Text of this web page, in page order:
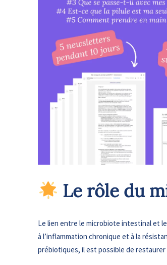
Le rôle du
Le lien entre le microbiote intestinal et
à l’inflammation chronique et à la
prébiotiques, il est possible de